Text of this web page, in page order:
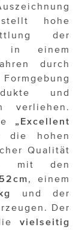
hohe
der
in einem
durch
und
verliehen.
„Excellent
die hohen
Qualität
mit den
, einem
und der
Der
vielseitig